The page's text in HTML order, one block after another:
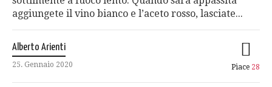
aggiungete il vino bianco e l’aceto rosso, lasciate...
Alberto Arienti
25. Gennaio 2020 Piace 28